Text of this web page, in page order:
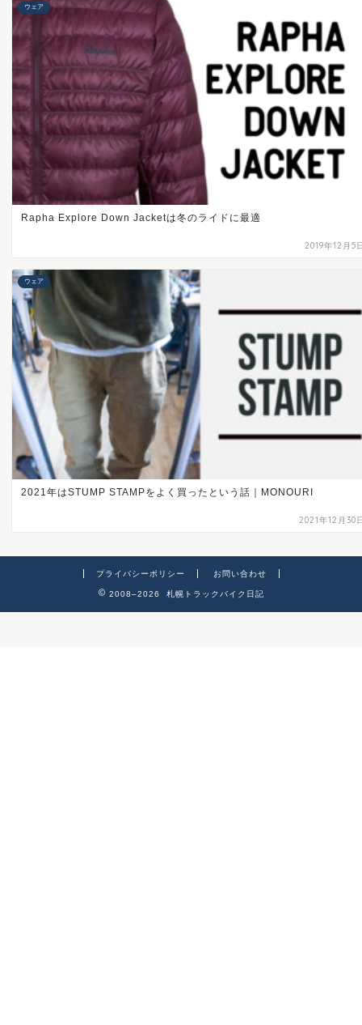
ウェア
Rapha Explore Down Jacketは冬のライドに最適
2019年12月5
ウェア
2021年はSTUMP STAMPをよく買ったという話｜MONOURI
2021年12月30
プライバシーポリシー お問い合わせ
2008–2026 札幌トラックバイク日記